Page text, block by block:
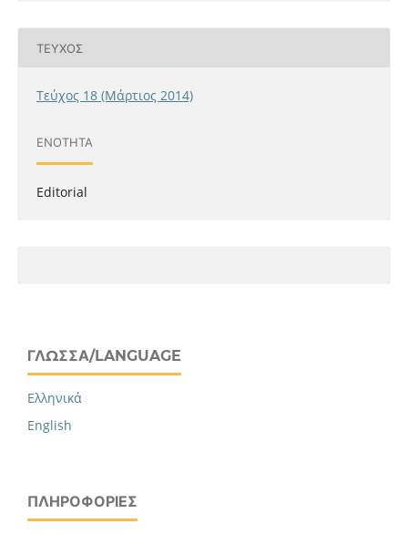
ΤΕΎΧΟΣ
Τεύχος 18 (Μάρτιος 2014)
ΕΝΌΤΗΤΑ
Editorial
ΓΛΏΣΣΑ/LANGUAGE
Ελληνικά
English
ΠΛΗΡΟΦΟΡΊΕΣ